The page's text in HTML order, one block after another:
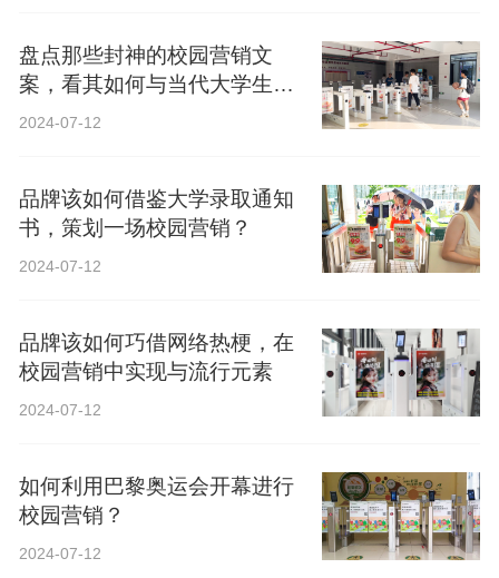
盘点那些封神的校园营销文
案，看其如何与当代大学生精
神共鸣？
2024-07-12
品牌该如何借鉴大学录取通知
书，策划一场校园营销？
2024-07-12
品牌该如何巧借网络热梗，在
校园营销中实现与流行元素
2024-07-12
如何利用巴黎奥运会开幕进行
校园营销？
2024-07-12